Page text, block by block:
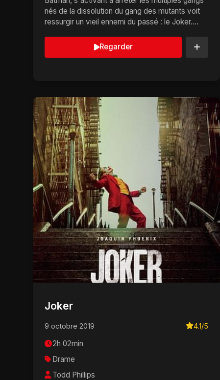
nés de la dissolution du gang des mutants voit
ressurgir un vieil ennemi du passé : le Joker....
Regarder
Joker
9 octobre 2019 4.1/5
2h 02min
Drame
Todd Phillips